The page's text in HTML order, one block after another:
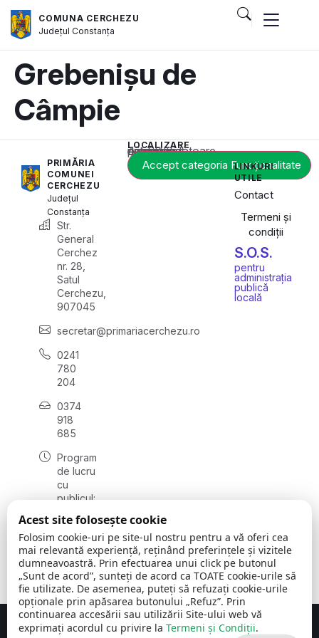
COMUNA CERCHEZU
JudețulConstanța
Grebenișu de
Câmpie
PRIMĂRIA
COMUNEI
CERCHEZU
Județul
Constanța
Str.
General
Cerchez
nr. 28,
Satul
Cerchezu,
907045
secretar@primariacerchezu.ro
0241
780
204
0374
918
685
Program
de lucru
cu
publicul:
08:00 -
16:30
, vineri:
08:00 -
14:00
LOCALIZARE
Acest conținut este blocat până când acceptați categoria corespunzătoare de cookie-uri.
Accept categoria Funcționalitate
LINKURI
UTILE
Contact
Termeni și
condiții
S.O.S.
pentru
administrația
publică
locală
Concept realizat de Big Media Relații Publice SRL
Acest site folosește cookie
Folosim cookie-uri pe site-ul nostru pentru a vă oferi cea
mai relevantă experiență, reținând preferințele și vizitele
dumneavoastră. Prin efectuarea unui click pe butonul
„Sunt de acord”, sunteți de acord ca TOATE cookie-urile să
fie utilizate. De asemenea, puteți să refuzați cookie-urile
opționale prin apăsarea butonului „Refuz”. Prin
continuarea accesării sau utilizării Site-ului web vă
exprimați acordul cu privire la Termeni și Condiții.